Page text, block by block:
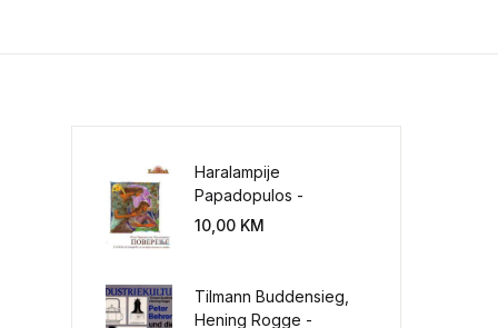
Haralampije
Papadopulos -
Poverenje: sloboda od
10,00 KM
Tilmann Buddensieg,
Hening Rogge -